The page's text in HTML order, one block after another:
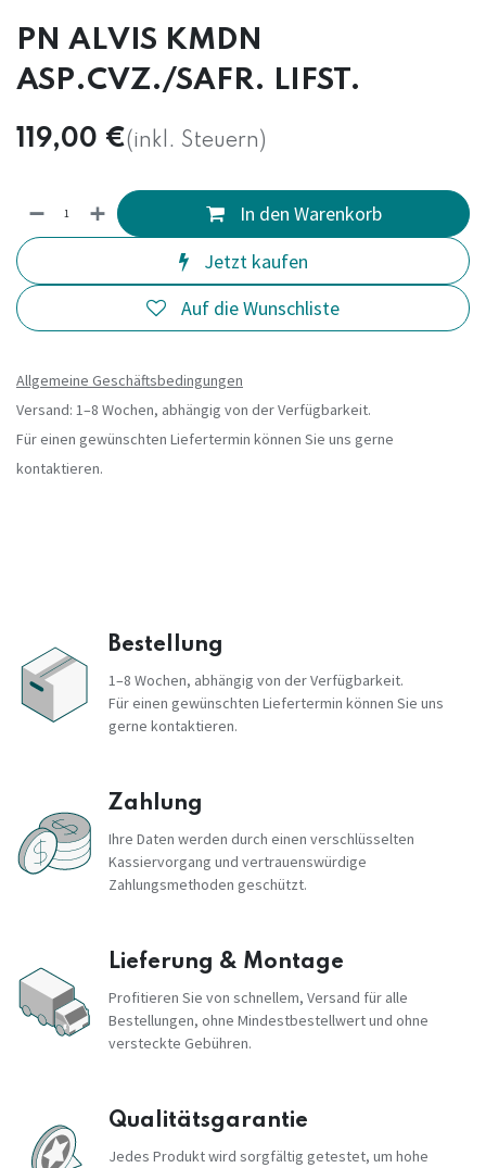
PN ALVIS KMDN
ASP.CVZ./SAFR. LIFST.
119,00 €(inkl. Steuern)
In den Warenkorb
Jetzt kaufen
Auf die Wunschliste
Allgemeine Geschäftsbedingungen
Versand: 1–8 Wochen, abhängig von der Verfügbarkeit.
Für einen gewünschten Liefertermin können Sie uns gerne
kontaktieren.
Bestellung
1–8 Wochen, abhängig von der Verfügbarkeit.
Für einen gewünschten Liefertermin können Sie uns
gerne kontaktieren.
Zahlung
Ihre Daten werden durch einen verschlüsselten
Kassiervorgang und vertrauenswürdige
Zahlungsmethoden geschützt.
Lieferung & Montage
Profitieren Sie von schnellem, Versand für alle
Bestellungen, ohne Mindestbestellwert und ohne
versteckte Gebühren.
Qualitätsgarantie
Jedes Produkt wird sorgfältig getestet, um hohe